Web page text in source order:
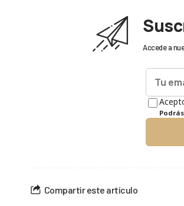
Accede a
Compartir este artículo